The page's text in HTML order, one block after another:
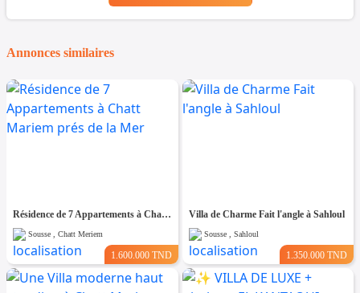
Annonces similaires
Résidence de 7 Appartements à Chatt Mariem prés de la Mer
Sousse , Chatt Meriem
1.600.000 TND
Villa de Charme Fait l'angle à Sahloul
Sousse , Sahloul
1.350.000 TND